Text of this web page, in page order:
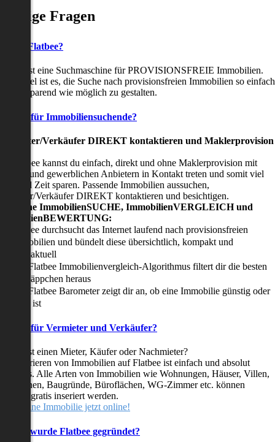
Fragen
ist Flatbee?
ist eine Suchmaschine für PROVISIONSFREIE Immobilien.
Ziel ist es, die Suche nach provisionsfreien Immobilien so einfach
zeitsparend wie möglich zu gestalten.
für Immobiliensuchende?
Verkäufer DIREKT kontaktieren und Maklerprovision
Flatbee kannst du einfach, direkt und ohne Maklerprovision mit
und gewerblichen Anbietern in Kontakt treten und somit viel
und Zeit sparen. Passende Immobilien aussuchen,
Verkäufer DIREKT kontaktieren und besichtigen.
in-one ImmobilienSUCHE, ImmobilienVERGLEICH und
Flatbee durchsucht das Internet laufend nach provisionsfreien
Immobilien und bündelt diese übersichtlich, kompakt und
tagesaktuell
Der Flatbee Immobilienvergleich-Algorithmus filtert dir die besten
Schnäppchen heraus
Der Flatbee Barometer zeigt dir an, ob eine Immobilie günstig oder
teuer ist
für Vermieter und Verkäufer?
suchst einen Mieter, Käufer oder Nachmieter?
Inserieren von Immobilien auf Flatbee ist einfach und absolut
Alle Arten von Immobilien wie Wohnungen, Häuser, Villen,
Baugründe, Büroflächen, WG-Zimmer etc. können
gratis inseriert werden.
deine Immobilie jetzt online!
wurde Flatbee gegründet?